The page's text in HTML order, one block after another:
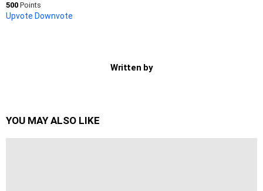
500 Points
Upvote Downvote
Written by
YOU MAY ALSO LIKE